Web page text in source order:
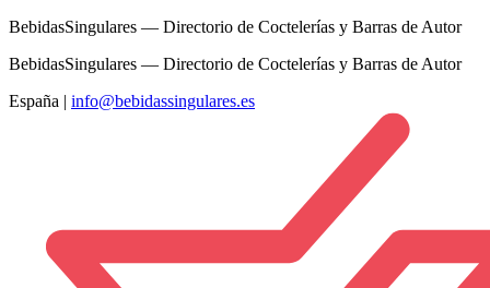
BebidasSingulares — Directorio de Coctelerías y Barras de Autor
BebidasSingulares — Directorio de Coctelerías y Barras de Autor
España | info@bebidassingulares.es